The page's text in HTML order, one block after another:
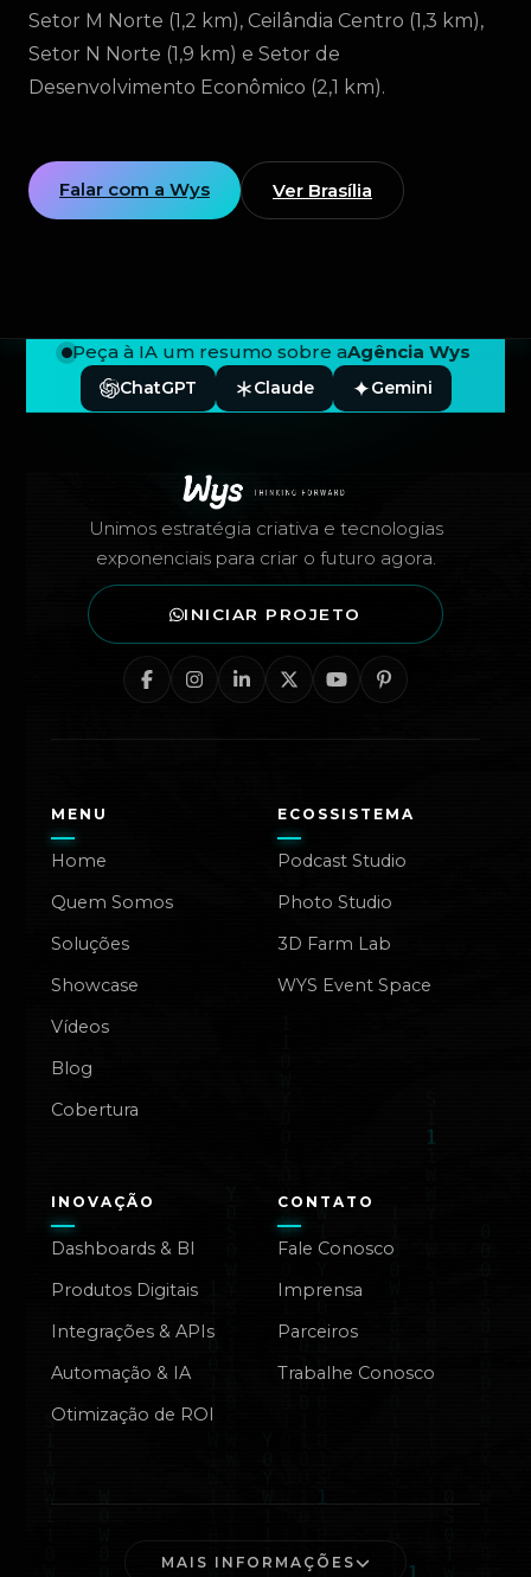
Setor M Norte (1,2 km), Ceilândia Centro (1,3 km),
Setor N Norte (1,9 km) e Setor de
Desenvolvimento Econômico (2,1 km).
Falar com a Wys Ver Brasília
Peça à IA um resumo sobre aAgência Wys
ChatGPT Claude Gemini
Unimos estratégia criativa e tecnologias
exponenciais para criar o futuro agora.
INICIAR PROJETO
MENU
Home
Quem Somos
Soluções
Showcase
Vídeos
Blog
Cobertura
ECOSSISTEMA
Podcast Studio
Photo Studio
3D Farm Lab
WYS Event Space
INOVAÇÃO
Dashboards & BI
Produtos Digitais
Integrações & APIs
Automação & IA
Otimização de ROI
CONTATO
Fale Conosco
Imprensa
Parceiros
Trabalhe Conosco
MAIS INFORMAÇÕES